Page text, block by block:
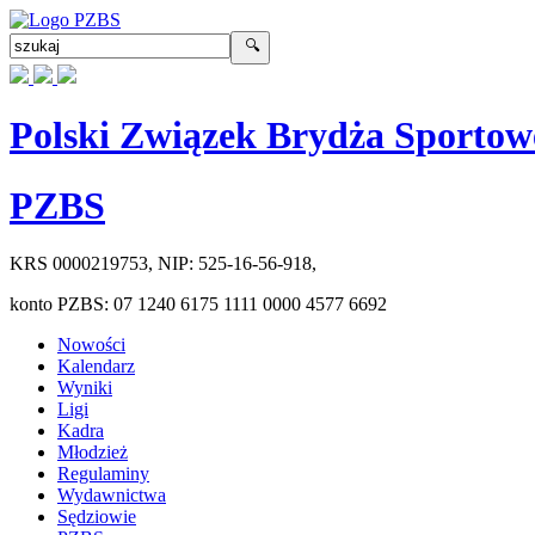
Polski Związek Brydża
PZBS
KRS 0000219753, NIP: 525-16-56-918,
konto PZBS: 07 1240 6175 1111 0000 4577 6692
Nowości
Kalendarz
Wyniki
Ligi
Kadra
Młodzież
Regulaminy
Wydawnictwa
Sędziowie